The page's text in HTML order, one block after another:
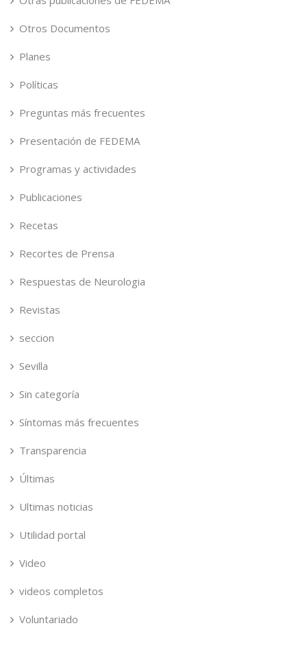
Otros Documentos
Planes
Políticas
Preguntas más frecuentes
Presentación de FEDEMA
Programas y actividades
Publicaciones
Recetas
Recortes de Prensa
Respuestas de Neurologia
Revistas
seccion
Sevilla
Sin categoría
Síntomas más frecuentes
Transparencia
Últimas
Ultimas noticias
Utilidad portal
Video
videos completos
Voluntariado